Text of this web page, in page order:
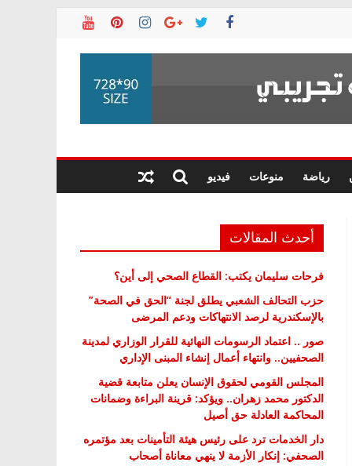
رياضة منوعات فيديو
أحدث المقالات
فرحات سليمان يكتب: القطاع الصحي إلى أين؟
حزب التحالف الشعبي يطلق لجنة “الحق في الصحة”
بالإسكندرية لرصد الانتهاكات ودعم المرضى
صور .. اعتماد الرسومات النهائية للقرار الوزاري لمدينة
الصحفيين.. وانتهاء أعمال إنشاء المبنى الإداري
المجلس القومي لحقوق الإنسان يعلن متابعة قضية
الدكتور محمد زهران.. ويؤكد: قرينة البراءة وضمانات
المحاكمة العادلة حق أصيل
دار الخدمات ترد على رئيس هيئة التأمينات بعد مؤتمره
الصحفي: إنكار الأزمة لا ينهي معاناة أصحاب